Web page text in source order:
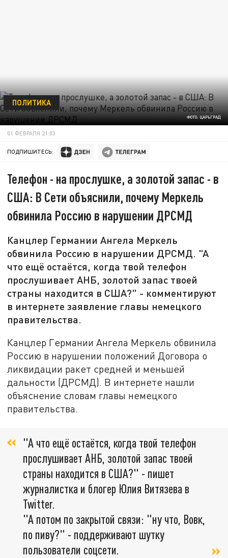
ФОТО: ЦАРЬГРАД
ПОЛИТИКА
01 ФЕВРАЛЯ 21:03
ПОДПИШИТЕСЬ:
Телефон - на прослушке, а золотой запас - в
США: В Сети объяснили, почему Меркель
обвинила Россию в нарушении ДРСМД
Канцлер Германии Ангела Меркель
обвинила Россию в нарушении ДРСМД. "А
что ещё остаётся, когда твой телефон
прослушивает АНБ, золотой запас твоей
страны находится в США?" - комментируют
в интернете заявление главы немецкого
правительства.
Канцлер Германии Ангела Меркель обвинила
Россию в нарушении положений Договора о
ликвидации ракет средней и меньшей
дальности (ДРСМД). В интернете нашли
объяснение словам главы немецкого
правительства.
"А что ещё остаётся, когда твой телефон
прослушивает АНБ, золотой запас твоей
страны находится в США?" - пишет
журналистка и блогер Юлия Витязева в
Twitter.
"А потом по закрытой связи: "ну что, Вовк,
по пиву?" - поддерживают шутку
пользователи соцсети.